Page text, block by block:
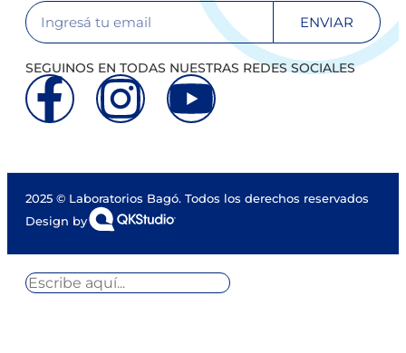
ENVIAR
SEGUINOS EN TODAS NUESTRAS REDES SOCIALES
2025 © Laboratorios Bagó. Todos los derechos reservados
Design by